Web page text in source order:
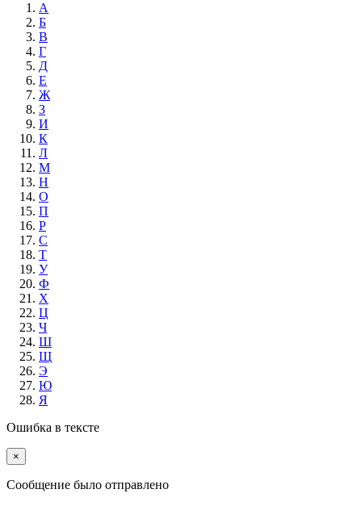
А
Б
В
Г
Д
Е
Ж
З
И
К
Л
М
Н
О
П
Р
С
Т
У
Ф
Х
Ц
Ч
Ш
Щ
Э
Ю
Я
Ошибка в тексте
×
Cообщение было отправлено